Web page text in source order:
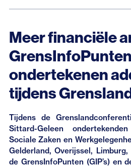
Nieuws
Interviews
Eerdere nieuwsbrieven
Meer financiële
ondertekenen
tijdens
Tijdens de
Sittard-Geleen
Sociale Zaken en
Gelderland, Overijssel,
de GrensInfoPunten (GIP’s) en